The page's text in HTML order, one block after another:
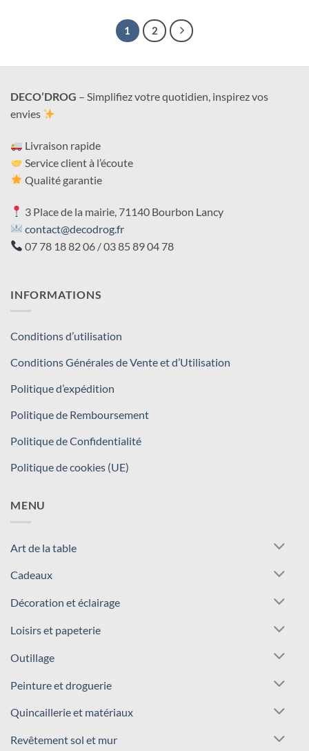
1 2
DECO’DROG – Simplifiez votre quotidien, inspirez vos
envies
Livraison rapide
Service client à l’écoute
Qualité garantie
3 Place de la mairie, 71140 Bourbon Lancy
contact@decodrog.fr
07 78 18 82 06 / 03 85 89 04 78
INFORMATIONS
Conditions d’utilisation
Conditions Générales de Vente et d’Utilisation
Politique d’expédition
Politique de Remboursement
Politique de Confidentialité
Politique de cookies (UE)
MENU
Art de la table
Cadeaux
Décoration et éclairage
Loisirs et papeterie
Outillage
Peinture et droguerie
Quincaillerie et matériaux
Revêtement sol et mur